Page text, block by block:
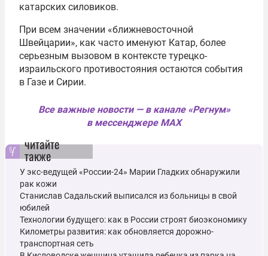
катарских силовиков.
При всем значении «ближневосточной
Швейцарии», как часто именуют Катар, более
серьезным вызовом в контексте турецко-
израильского противостояния остаются события
в Газе и Сирии.
Все важные новости — в канале «Регнум»
в мессенджере MAX
читайте
также
У экс-ведущей «России-24» Марии Гладких обнаружили
рак кожи
Станислав Садальский выписался из больницы в свой
юбилей
Технологии будущего: как в России строят биоэкономику
Километры развития: как обновляется дорожно-
транспортная сеть